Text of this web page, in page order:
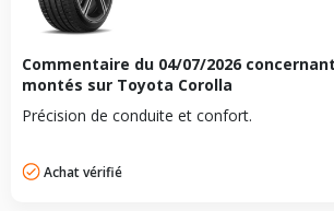
Commentaire du 04/07/2026
montés sur Toyota Corolla
Précision de conduite et confort.
Achat vérifié